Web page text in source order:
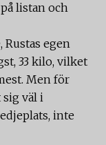
listan och
Rustas egen
33 kilo, vilket
Men för
sig väl i
inte